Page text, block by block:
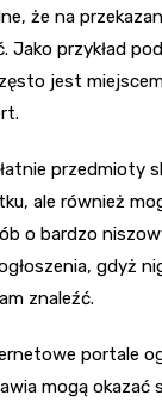
że na
Jako przykład
jest
przedmioty
ale również
o bardzo
gdyż
znaleźć.
portale
mogą okazać